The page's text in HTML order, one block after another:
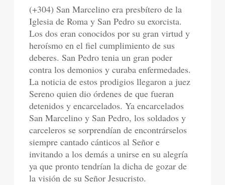
(+304) San Marcelino era presbítero de la
Iglesia de Roma y San Pedro su exorcista.
Los dos eran conocidos por su gran virtud y
heroísmo en el fiel cumplimiento de sus
deberes. San Pedro tenia un gran poder
contra los demonios y curaba enfermedades.
La noticia de estos prodigios llegaron a juez
Sereno quien dio órdenes de que fueran
detenidos y encarcelados. Ya encarcelados
San Marcelino y San Pedro, los soldados y
carceleros se sorprendían de encontrárselos
siempre cantado cánticos al Señor e
invitando a los demás a unirse en su alegría
ya que pronto tendrían la dicha de gozar de
la visión de su Señor Jesucristo.